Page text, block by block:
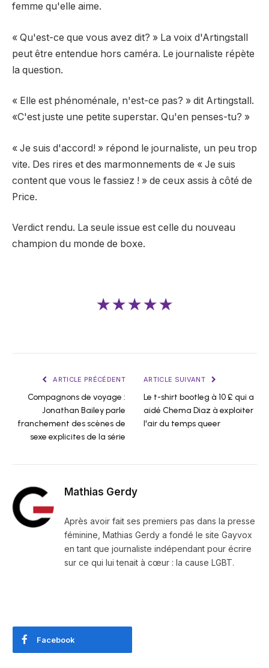
femme qu'elle aime.
« Qu'est-ce que vous avez dit? » La voix d'Artingstall
peut être entendue hors caméra. Le journaliste répète
la question.
« Elle est phénoménale, n'est-ce pas? » dit Artingstall.
«C'est juste une petite superstar. Qu'en penses-tu? »
« Je suis d'accord! » répond le journaliste, un peu trop
vite. Des rires et des marmonnements de « Je suis
content que vous le fassiez ! » de ceux assis à côté de
Price.
Verdict rendu. La seule issue est celle du nouveau
champion du monde de boxe.
★★★★★
ARTICLE PRÉCÉDENT
Compagnons de voyage :
Jonathan Bailey parle
franchement des scènes de
sexe explicites de la série
ARTICLE SUIVANT
Le t-shirt bootleg à 10 £ qui a
aidé Chema Diaz à exploiter
l'air du temps queer
Mathias Gerdy
Après avoir fait ses premiers pas dans la presse
féminine, Mathias Gerdy a fondé le site Gayvox
en tant que journaliste indépendant pour écrire
sur ce qui lui tenait à cœur : la cause LGBT.
Facebook